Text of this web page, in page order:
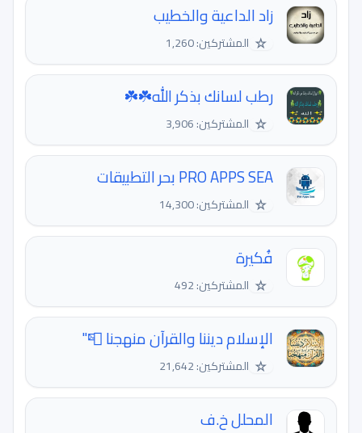
زاد الداعية والخطيب
☆ المشتركين: 1,260
رطب لسانك بذكر الله☘️☘️
☆ المشتركين: 3,906
PRO APPS SEA بحر التطبيقات
☆ المشتركين: 14,300
فُكيرة
☆ المشتركين: 492
الإسلام ديننا والقرآن منهجنا 📮"
☆ المشتركين: 21,642
المحلل خ.ف